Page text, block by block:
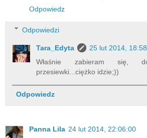
Odpowiedz
Odpowiedzi
Tara_Edyta
25 lut 2014,
Właśnie zabieram się,
przesiewki...ciężko idzie;))
Odpowiedz
Panna Lila 24 lut 2014, 22:06:00